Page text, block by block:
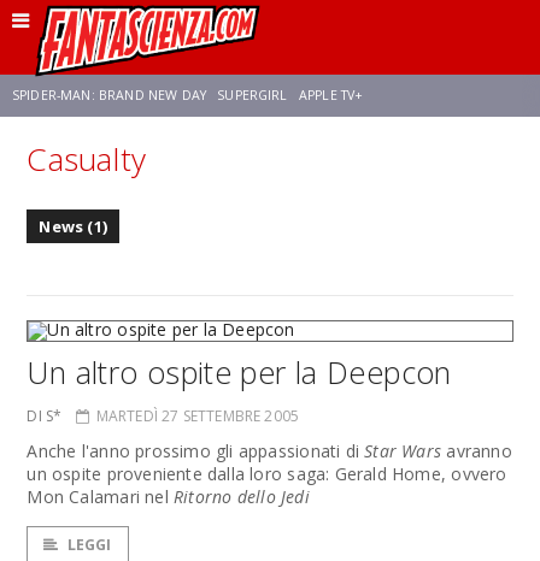
SPIDER-MAN: BRAND NEW DAY SUPERGIRL APPLE TV+
FRANCO RICCIARDIELLO
Casualty
News (1)
Un altro ospite per la Deepcon
DI S* MARTEDÌ 27 SETTEMBRE 2005
Anche l'anno prossimo gli appassionati diStar Wars avranno
un ospite proveniente dalla loro saga: Gerald Home, ovvero
Mon Calamari nel Ritorno dello Jedi
LEGGI